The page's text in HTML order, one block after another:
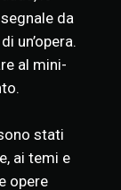
da
un’opera.
al mini-
stati
ai temi e
opere